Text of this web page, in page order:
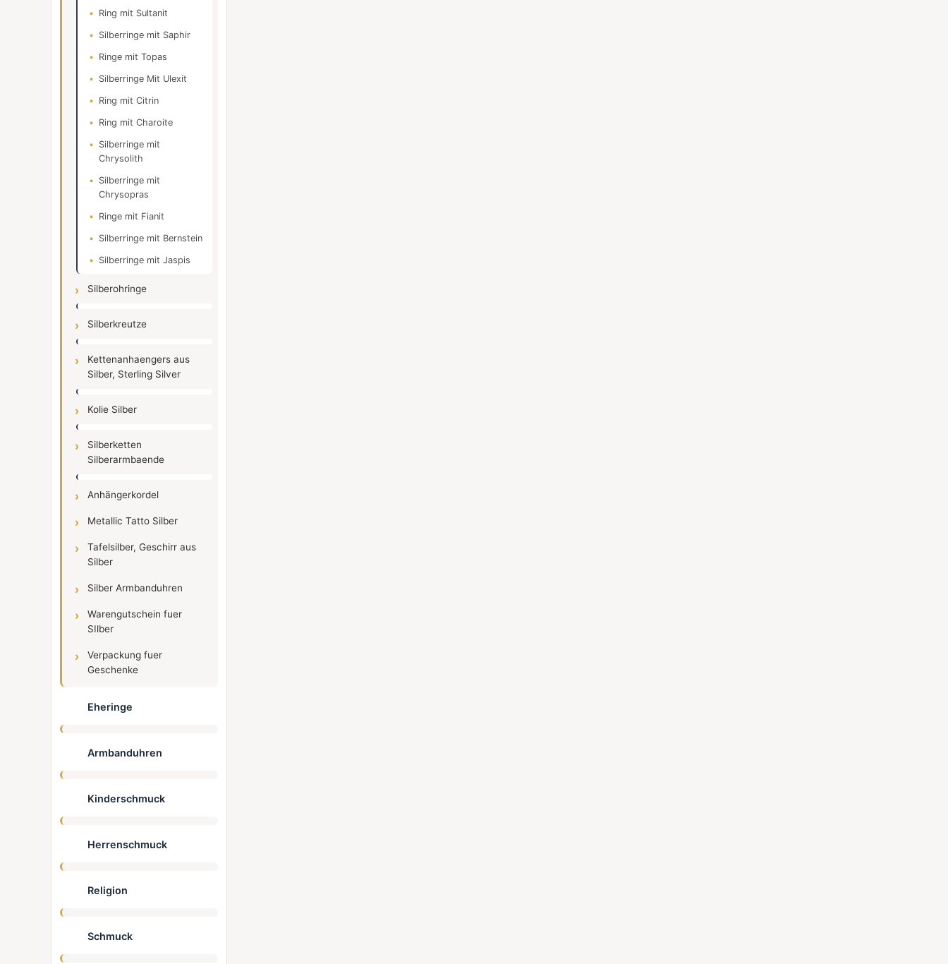
Ring mit Sultanit
Silberringe mit Saphir
Ringe mit Topas
Silberringe Mit Ulexit
Ring mit Citrin
Ring mit Charoite
Silberringe mit
Chrysolith
Silberringe mit
Chrysopras
Ringe mit Fianit
Silberringe mit Bernstein
Silberringe mit Jaspis
Silberohringe
Silberkreutze
Kettenanhaengers aus
Silber, Sterling Silver
Kolie Silber
Silberketten
Silberarmbaende
Anhängerkordel
Metallic Tatto Silber
Tafelsilber, Geschirr aus
Silber
Silber Armbanduhren
Warengutschein fuer
SIlber
Verpackung fuer
Geschenke
Eheringe
Armbanduhren
Kinderschmuck
Herrenschmuck
Religion
Schmuck